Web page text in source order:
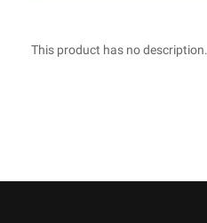
This product has no description.